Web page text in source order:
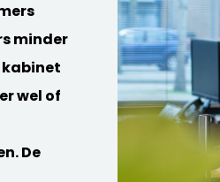
minder
kabinet
wel of
De